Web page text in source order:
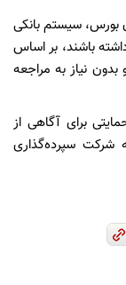
بورس، سیستم بانکی
در اختیار داشته باشند، بر اساس
نیاز به مراجعه
برای آگاهی از
شرکت سپرده‌گذاری